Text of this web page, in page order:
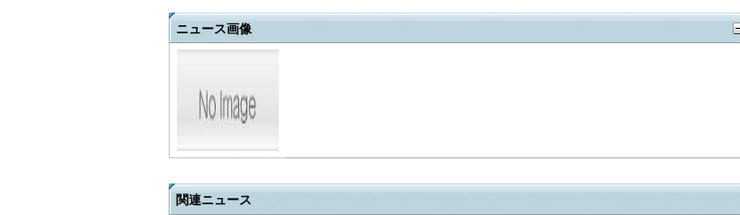
ニュース画像
関連ニュース